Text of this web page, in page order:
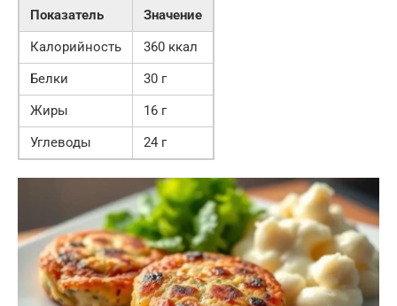
Показатель
Значение
Калорийность
360 ккал
Белки
30 г
Жиры
16 г
Углеводы
24 г